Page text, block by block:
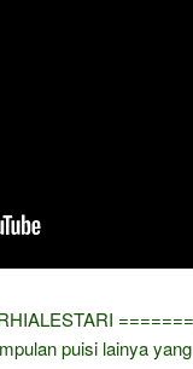
puisi lainya